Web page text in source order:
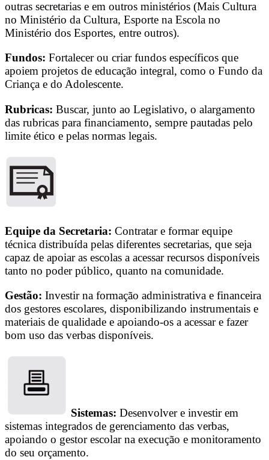
outras secretarias e em outros ministérios (Mais Cultura
no Ministério da Cultura, Esporte na Escola no
Ministério dos Esportes, entre outros).
Fundos: Fortalecer ou criar fundos específicos que
apoiem projetos de educação integral, como o Fundo da
Criança e do Adolescente.
Rubricas: Buscar, junto ao Legislativo, o alargamento
das rubricas para financiamento, sempre pautadas pelo
limite ético e pelas normas legais.
Equipe da Secretaria: Contratar e formar equipe
técnica distribuída pelas diferentes secretarias, que seja
capaz de apoiar as escolas a acessar recursos disponíveis
tanto no poder público, quanto na comunidade.
Gestão: Investir na formação administrativa e financeira
dos gestores escolares, disponibilizando instrumentais e
materiais de qualidade e apoiando-os a acessar e fazer
bom uso das verbas disponíveis.
Sistemas: Desenvolver e investir em
sistemas integrados de gerenciamento das verbas,
apoiando o gestor escolar na execução e monitoramento
do seu orçamento.